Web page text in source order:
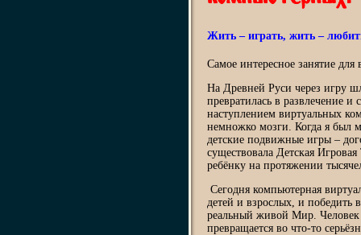
Жить – играть, жить –
Самое интересное занятие
На Древней Руси через игру
превратилась в развлечение и
наступлением виртуальных
немножко мозги. Когда я был
детские подвижные игры –
существовала Детская
ребёнку на протяжении
Сегодня компьютерная
детей и взрослых, и
реальный живой Мир.
превращается во что-то